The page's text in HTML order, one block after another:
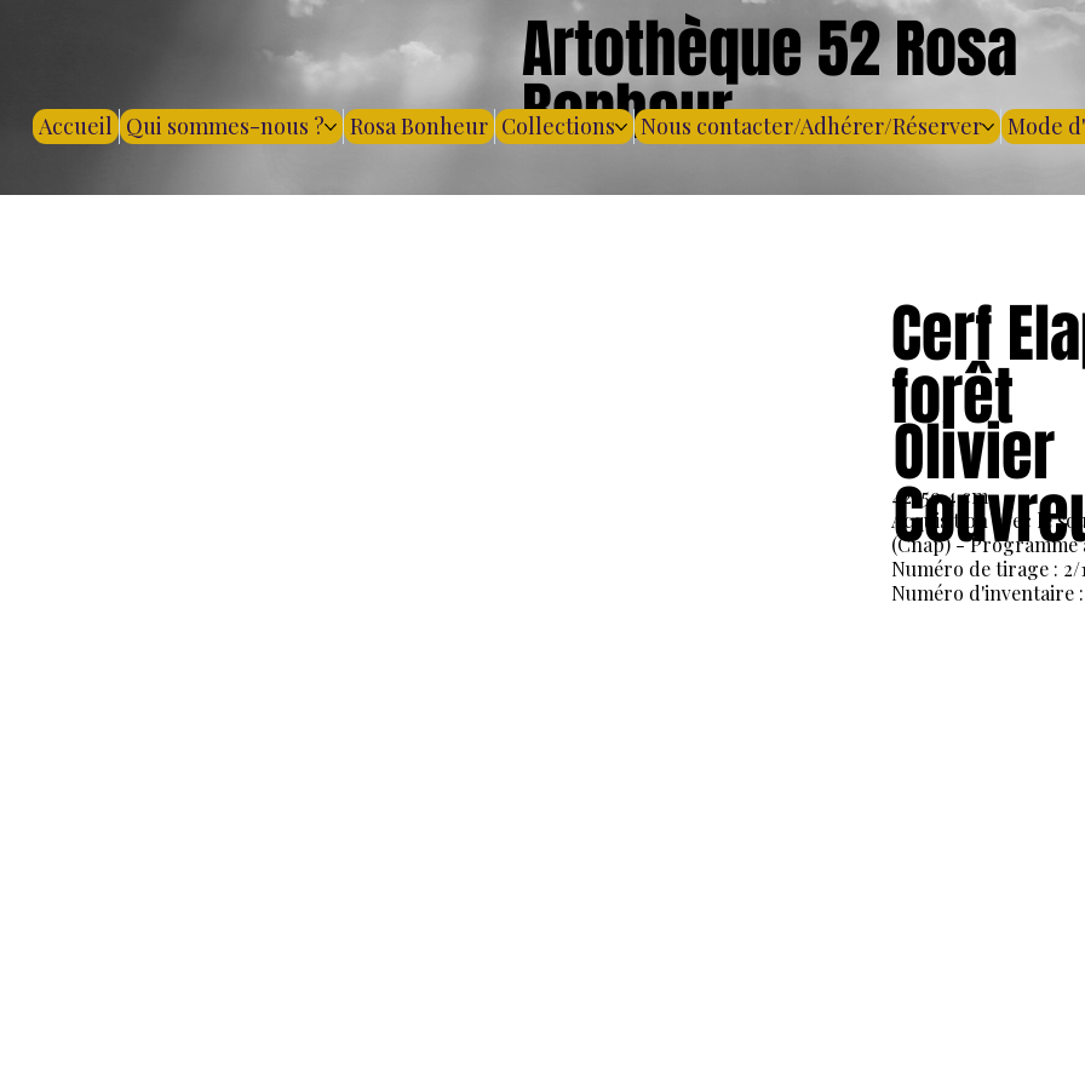
Artothèque 52 Rosa
Bonheur
Accueil Qui sommes-nous ? Rosa Bonheur Collections Nous contacter/Adhérer/Réserver Mode
Cerf
forêt
Olivier
42x59,4 cm
Acquisition avec le
(Cnap) -
Numéro de tirage : 2/
Numéro d'inventaire :